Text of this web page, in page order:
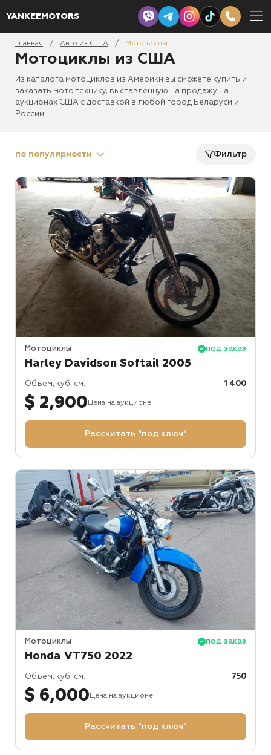
YANKEEMOTORS
Главная / Авто из США / Мотоциклы
Мотоциклы из США
Из каталога мотоциклов из Америки вы сможете купить и
заказать мото технику, выставленную на продажу на
аукционах США с доставкой в любой город Беларуси и
России.
по популярности Фильтр
Мотоциклы под заказ
Harley Davidson Softail 2005
Объем, куб. см. 1 400
$ 2,900 Цена на аукционе
Рассчитать "под ключ"
Мотоциклы под заказ
Honda VT750 2022
Объем, куб. см. 750
$ 6,000 Цена на аукционе
Рассчитать "под ключ"